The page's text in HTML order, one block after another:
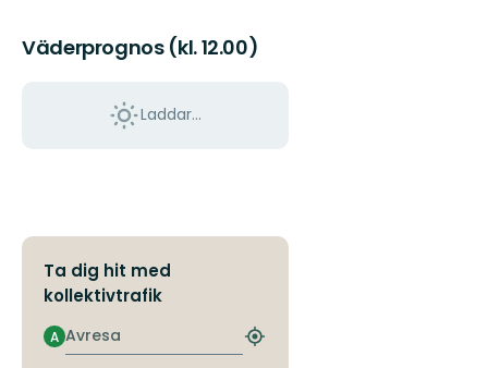
Väderprognos (kl. 12.00)
Laddar...
Ta dig hit med
kollektivtrafik
Avresa
A
Hitta